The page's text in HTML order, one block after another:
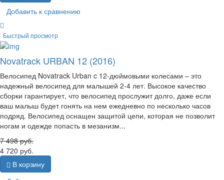
Добавить к сравнению
Быстрый просмотр
Novatrack URBAN 12 (2016)
Велосипед Novatrack Urban c 12-дюймовыми колесами – это
надежный велосипед для малышей 2-4 лет. Высокое качество
сборки гарантирует, что велосипед прослужит долго, даже если
ваш малыш будет гонять на нем ежедневно по несколько часов
подряд. Велосипед оснащен защитой цепи, которая не позволит
ногам и одежде попасть в мезанизм...
7 498руб.
4 720 руб.
В корзину